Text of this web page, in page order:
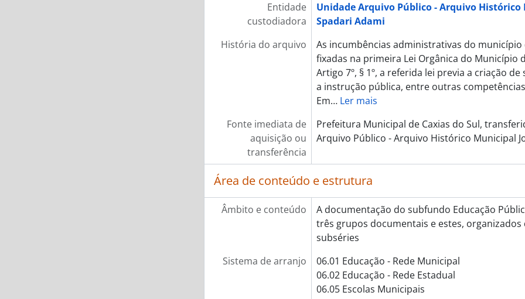
Entidade
custodiadora
Unidade Arquivo Público - Arquivo Histórico
Spadari Adami
História do arquivo
As incumbências administrativas do município
fixadas na primeira Lei Orgânica do Município
Artigo 7º, § 1º, a referida lei previa a criação
a instrução pública, entre outras
Em… Ler mais
Fonte imediata de
aquisição ou
transferência
Prefeitura Municipal de Caxias do Sul,
Arquivo Público - Arquivo Histórico Municipal
Área de conteúdo e estrutura
Âmbito e conteúdo
A documentação do subfundo Educação
três grupos documentais e estes, organizados
subséries
Sistema de arranjo
06.01 Educação - Rede Municipal
06.02 Educação - Rede Estadual
06.05 Escolas Municipais